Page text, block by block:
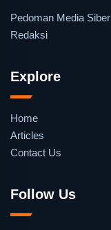
Pedoman Media Siber
Redaksi
Explore
Home
Articles
Contact Us
Follow Us